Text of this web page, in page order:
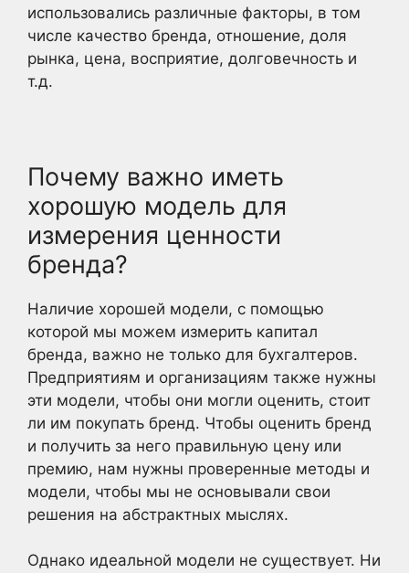
использовались различные факторы, в том
числе качество бренда, отношение, доля
рынка, цена, восприятие, долговечность и
т.д.
Почему важно иметь
хорошую модель для
измерения ценности
бренда?
Наличие хорошей модели, с помощью
которой мы можем измерить капитал
бренда, важно не только для бухгалтеров.
Предприятиям и организациям также нужны
эти модели, чтобы они могли оценить, стоит
ли им покупать бренд. Чтобы оценить бренд
и получить за него правильную цену или
премию, нам нужны проверенные методы и
модели, чтобы мы не основывали свои
решения на абстрактных мыслях.
Однако идеальной модели не существует. Ни